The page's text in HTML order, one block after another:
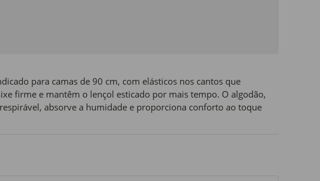
para camas de 90 cm, com elásticos nos cantos que
firme e mantêm o lençol esticado por mais tempo. O algodão,
absorve a humidade e proporciona conforto ao toque